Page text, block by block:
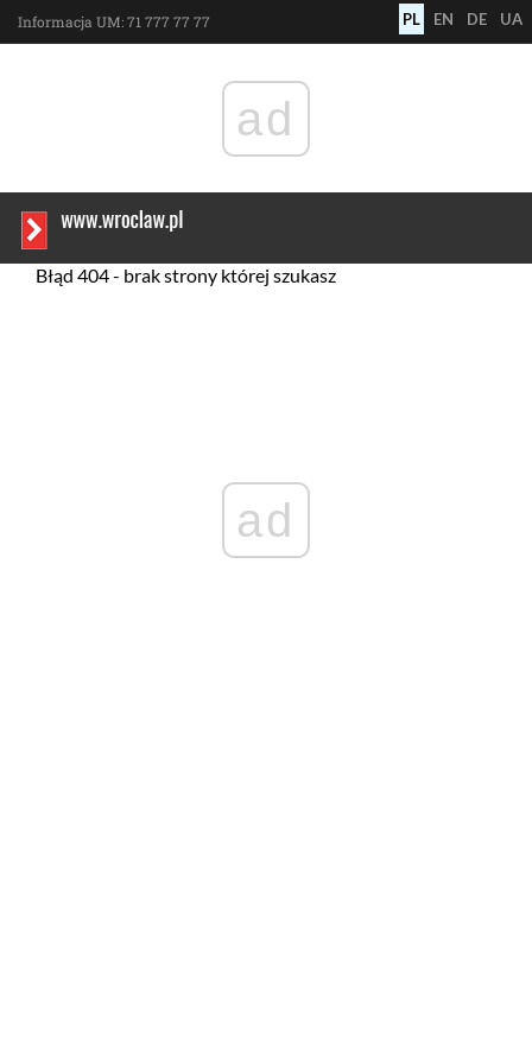
Informacja UM:71 777 77 77
ad
PL polski
EN english
DE UA
Błąd 404 - brak strony której szukasz
ad